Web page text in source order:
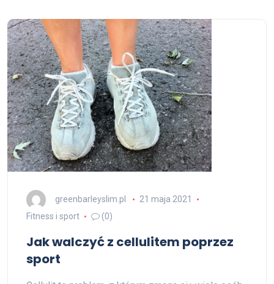
greenbarleyslim.pl
21 maja 2021
Fitness i sport
(0)
Jak walczyć z cellulitem poprzez
sport